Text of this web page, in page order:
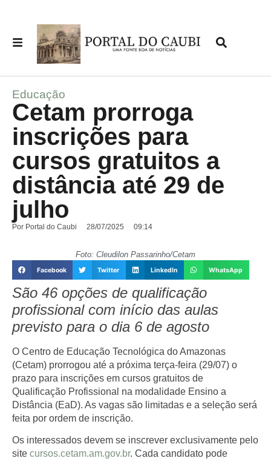
Educação
Cetam prorroga
inscrições para
cursos gratuitos a
distância até 29 de
julho
Por Portal do Caubi 28/07/2025 09:14
Foto: Cleudilon Passarinho/Cetam
Facebook Twitter LinkedIn WhatsApp
São 46 opções de qualificação
profissional com início das aulas
previsto para o dia 6 de agosto
O Centro de Educação Tecnológica do Amazonas
(Cetam) prorrogou até a próxima terça-feira (29/07) o
prazo para inscrições em cursos gratuitos de
Qualificação Profissional na modalidade Ensino a
Distância (EaD). As vagas são limitadas e a seleção será
feita por ordem de inscrição.
Os interessados devem se inscrever exclusivamente pelo
site cursos.cetam.am.gov.br. Cada candidato pode